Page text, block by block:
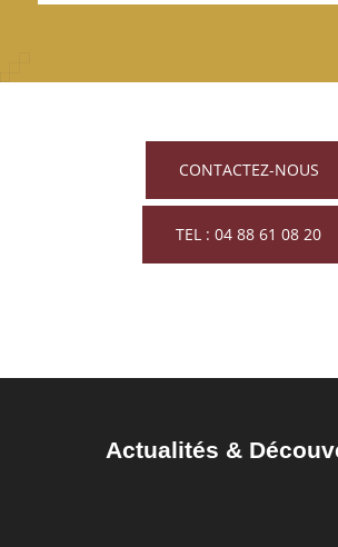
CONTACTEZ-NOUS
TEL : 04 88 61 08 20
Actualités &